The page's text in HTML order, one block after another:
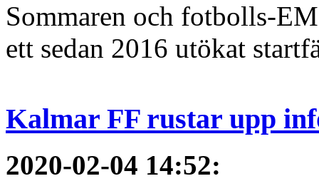
Sommaren och fotbolls-
ett sedan 2016 utökat
Kalmar FF rustar upp
2020-02-04 14:52: